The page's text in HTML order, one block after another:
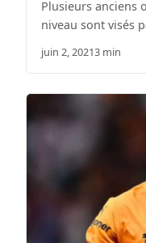
Plusieurs anciens
niveau sont visés
juin 2, 20213 min